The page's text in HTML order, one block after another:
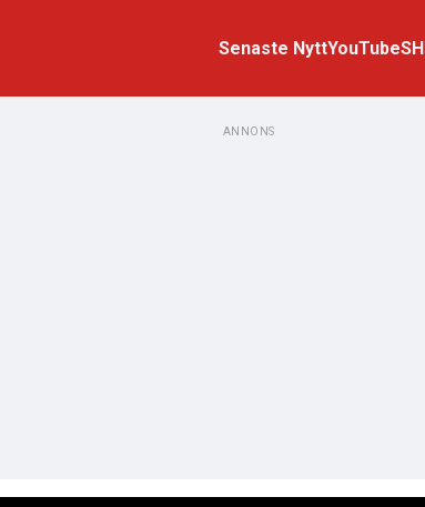
Senaste NyttYouTube
ANNONS